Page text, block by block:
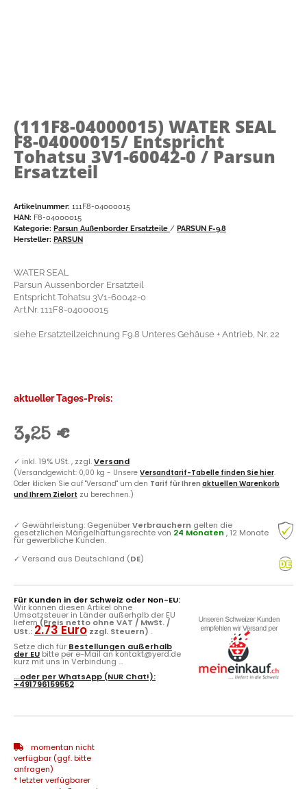
(111F8-04000015) WATER SEAL
F8-04000015/ Entspricht
Tohatsu 3V1-60042-0 / Parsun
Ersatzteil
Artikelnummer: 111F8-04000015
HAN: F8-04000015
Kategorie: Parsun Außenborder Ersatzteile / PARSUN F-9.8
Hersteller: PARSUN
WATER SEAL
Parsun Aussenborder Ersatzteil
Entspricht Tohatsu 3V1-60042-0
Art.Nr. 111F8-04000015
siehe Ersatzteilzeichnung F9.8 Unteres Gehäuse + Antrieb, Nr. 22
aktueller Tages-Preis:
3,25 €
✓ inkl. 19% USt. , zzgl.Versand
(Versandgewicht: 0,00 kg - Unsere Versandtarif-Tabelle finden Sie hier.
Oder klicken Sie auf "Versand" um den Tarif für Ihren aktuellen Warenkorb
und Ihrem Zielort zu berechnen.)
✓ Gewährleistung: GegenüberVerbrauchern gelten die
gesetzlichen Mängelhaftungsrechte von 24 Monaten , 12 Monate
für gewerbliche Kunden.
✓ Versand aus Deutschland (DE)
Für Kunden in der Schweiz oder Non-EU:
Wir können diesen Artikel ohne
Umsatzsteuer in Länder außerhalb der EU
liefern (Preis netto ohne VAT / MwSt. /
USt.: 2.73 Euro zzgl. Steuern) .
Setze dich für Bestellungen außerhalb
der EU bitte per e-Mail an kontakt@yerd.de
kurz mit uns in Verbindung ...
...oder perWhatsApp (NUR Chat!):
+491796159552
momentan nicht
verfügbar (ggf. bitte
anfragen)
* letzter verfügbarer